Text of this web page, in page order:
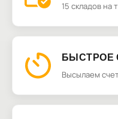
15 складов на
БЫСТРОЕ
Высылаем